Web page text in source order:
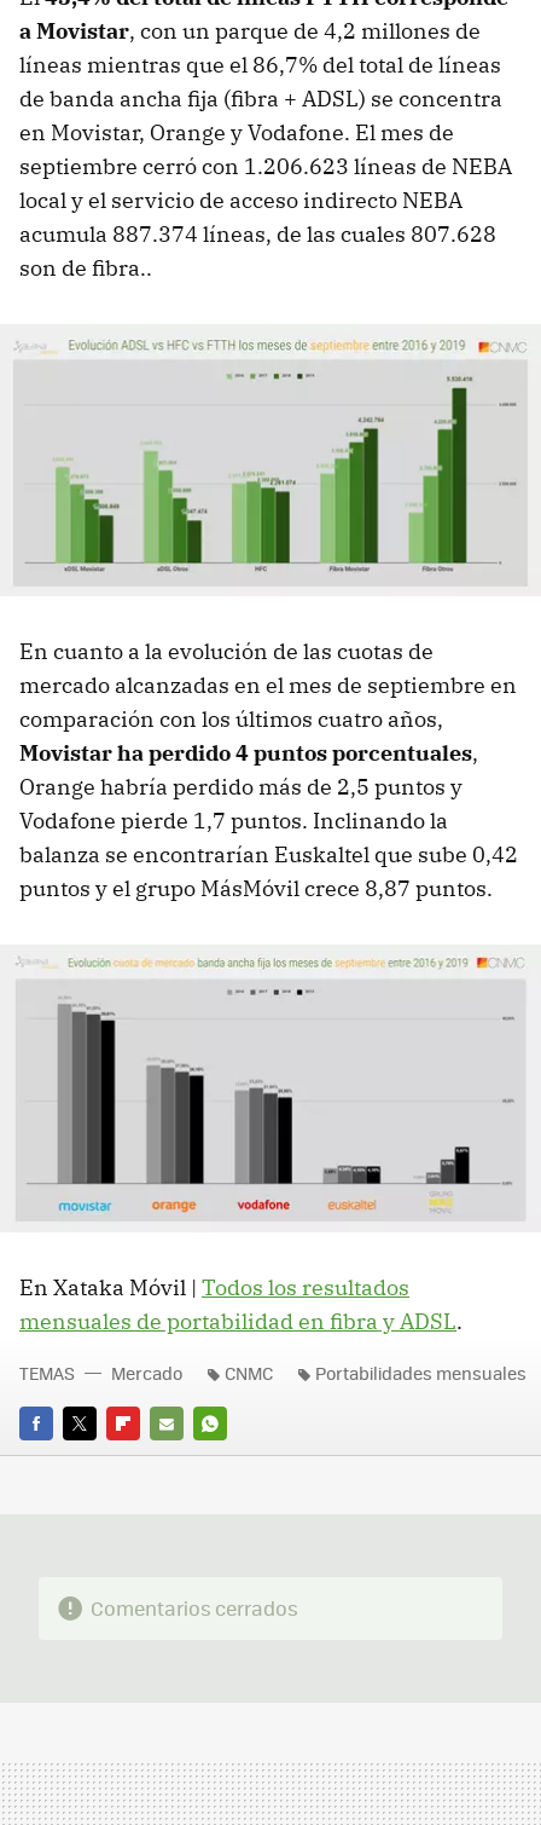
a Movistar, con un parque de 4,2 millones de
líneas mientras que el 86,7% del total de líneas
de banda ancha fija (fibra + ADSL) se concentra
en Movistar, Orange y Vodafone. El mes de
septiembre cerró con 1.206.623 líneas de NEBA
local y el servicio de acceso indirecto NEBA
acumula 887.374 líneas, de las cuales 807.628
son de fibra..
En cuanto a la evolución de las cuotas de
mercado alcanzadas en el mes de septiembre en
comparación con los últimos cuatro años,
Movistar ha perdido 4 puntos porcentuales,
Orange habría perdido más de 2,5 puntos y
Vodafone pierde 1,7 puntos. Inclinando la
balanza se encontrarían Euskaltel que sube 0,42
puntos y el grupo MásMóvil crece 8,87 puntos.
En Xataka Móvil | Todos los resultados
mensuales de portabilidad en fibra y ADSL.
FACEBOOK
TWITTERFLIPBOARD
E-
WHATSAPP
TEMAS Mercado CNMC Portabilidades mensuales
Comentarios cerrados